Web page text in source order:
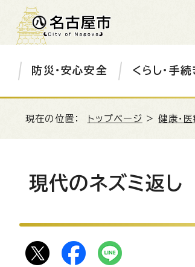
防災・安心安全 くらし・手続
現在の位置： トップページ >健康・
現代のネズミ返